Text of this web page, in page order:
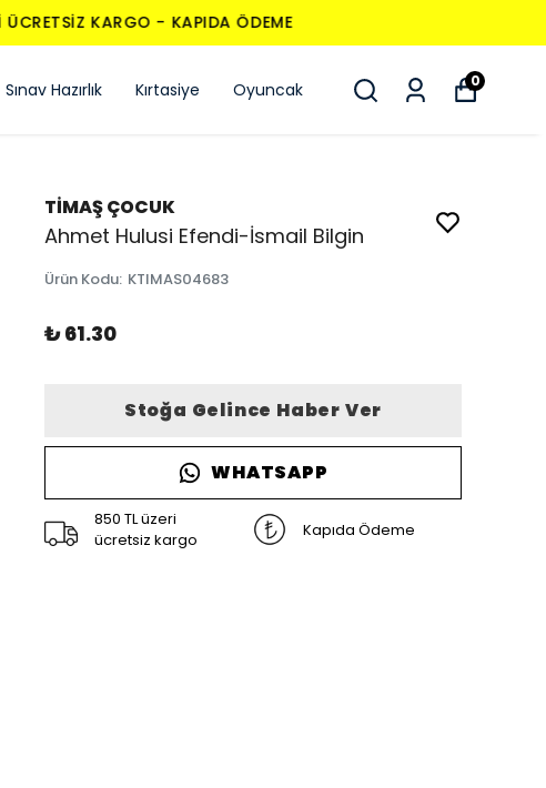
Sınav Hazırlık Kırtasiye Oyuncak 0
TİMAŞ ÇOCUK
Ahmet Hulusi Efendi-İsmail Bilgin
Ürün Kodu: KTIMAS04683
₺ 61.30
Stoğa Gelince Haber Ver
WHATSAPP
850 TL üzeri
ücretsiz kargo
Kapıda Ödeme